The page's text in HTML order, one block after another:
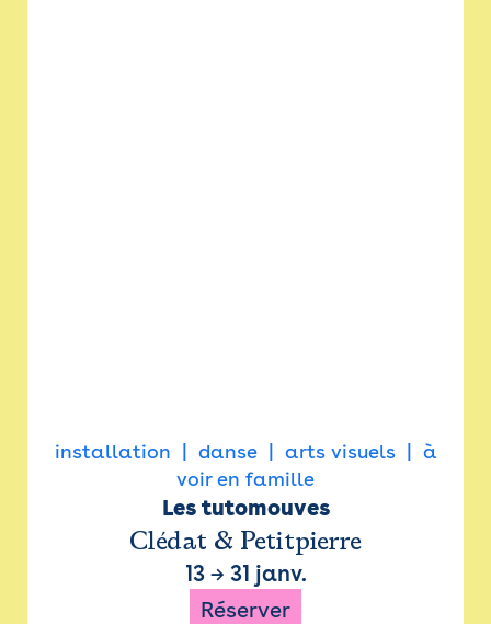
installation danse arts visuels
à
voir en famille
Les tutomouves
Clédat & Petitpierre
13→ 31 janv.
Réserver